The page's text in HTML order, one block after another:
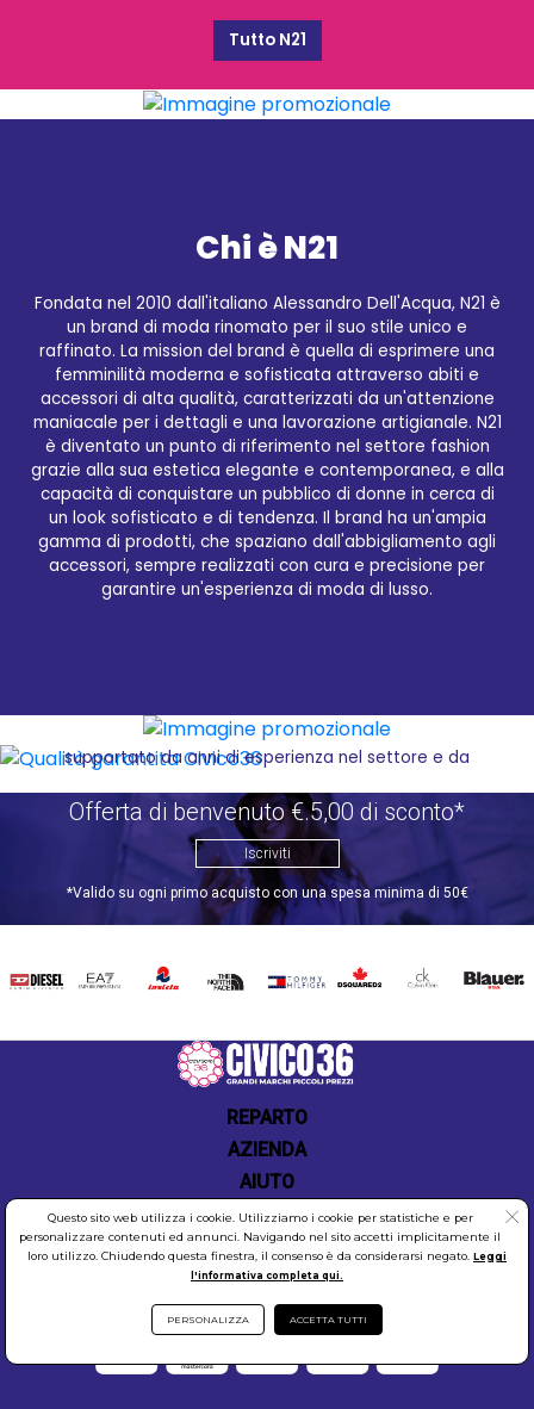
Tutto N21
Chi è N21
Fondata nel 2010 dall'italiano Alessandro Dell'Acqua, N21 è
un brand di moda rinomato per il suo stile unico e
raffinato. La mission del brand è quella di esprimere una
femminilità moderna e sofisticata attraverso abiti e
accessori di alta qualità, caratterizzati da un'attenzione
maniacale per i dettagli e una lavorazione artigianale. N21
è diventato un punto di riferimento nel settore fashion
grazie alla sua estetica elegante e contemporanea, e alla
capacità di conquistare un pubblico di donne in cerca di
un look sofisticato e di tendenza. Il brand ha un'ampia
gamma di prodotti, che spaziano dall'abbigliamento agli
accessori, sempre realizzati con cura e precisione per
garantire un'esperienza di moda di lusso.
Qualità garantita Civico36
Acquistare i migliori prodotti del brand N21 è ora più
facile e conveniente grazie a Civico36.store, il tuo
affidabile rivenditore online. La vasta gamma di
prodotti N21 accuratamente selezionati è disponibile
direttamente a casa tua, risparmiando tempo e
fatica. Il servizio offerto da Civico36.store è
supportato da anni di esperienza nel settore e da
disponibilità e la prontezza nella consegna dei
prodotti. La qualità del servizio è una nostra priorità:
dal momento dell'acquisto fino alla consegna, il
nostro team è impegnato a offrirti un'esperienza di
shopping online semplice, veloce e soddisfacente.
Con Civico36.store, acquistare i prodotti N21 non è
selezione e inizia il tuo shopping ora!
Offerta di benvenuto €.5,00 di sconto*
Iscriviti
*Valido su ogni primo acquisto con una spesa minima di 50€
DIESEL EA7 INVICTATHE
TOMMY
DSQUARED2
CALVIN BLAUER
REPARTO
AZIENDA
AIUTO
Questo sito web utilizza i cookie. Utilizziamo i cookie per statistiche e per
personalizzare contenuti ed annunci. Navigando nel sito accetti implicitamente il
loro utilizzo. Chiudendo questa finestra, il consenso è da considerarsi negato. Leggi
l'informativa completa qui.
PERSONALIZZA ACCETTA TUTTI